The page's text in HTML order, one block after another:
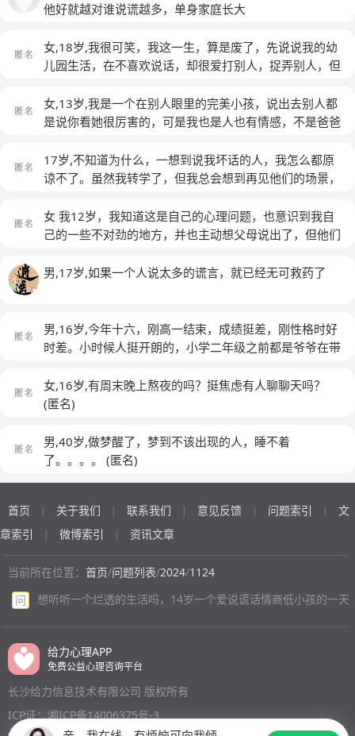
他好就越对谁说谎越多，单身家庭长大
女,18岁,我很可笑，我这一生，算是废了，先说说我的幼
儿园生活，在不喜欢说话，却很爱打别人，捉弄别人，但
他，把他赶出了幼儿园，幼儿园园长让他转学。我的小学
呢，前三年级的挺听话，挺乖巧文静，很单纯可爱，不会
巧的女生回到家里，却是不被关注的那个，爸爸妈妈威胁
我说如果不干这个的话，因为我不太喜欢打扫房间，就跟
一心只想得到老师和父母喜欢，也确实得到了老师的喜
欢。可是，父母的爱被分了，分了一大半给弟弟。在弟弟
他就哭，然后妈妈就会过来训斥我。我渐渐开始讨厌他。
说和小孩子的争吃的不懂事。那时候我也很小，才三年
级，到了四年级，意外的看了一本淘气包马小跳，也因为
老师没有以前那么爱夸我，我想办法引起老师的注意力。
我注意到，如果作业写错了一道题老师就会注意到你。所
以我写完作业之后，故意写错了一道。果然，老师又关注
我了，我还看了马小跳，发现马小跳，拥有爸爸妈妈的
妈的爱。于是我努力的学马小跳。从一个几乎没有缺点的
我，变成一个浑身缺点的人，被别人说，对别人说成绩大
下降，不好好学习。可是我那时都没有那后悔，因为我觉
得我变成马小跳那样，就能拥有他那一切。我开始从一个
内向腼腆的人变得装开郎装不在意装漫不经心装马虎。可
是有些习惯，装着装着就成真的了。但是开心却成不了
真。我成功的微小学以前喜欢我的老师，讨厌上谁会喜欢
一个伤口，不认真听一下，不写作业，又很爱调皮捣蛋的
人了。尤其是女孩子，上午确实有点小聪明，考上了一个
讨厌。我现在已经没力气装了，也没了自我。做不回三年
级时的那个天真的我。我不止一次怀疑我有心理疾病，时
不时的想自杀，离开这个世界。我真的很可笑，如果能回
到三年级的时候，我情愿不看马小跳这本书。书写的很
一切都还可以改变，只要我一直那样下去，人生可能很美
女,13岁,我是一个在别人眼里的完美小孩，说出去别人都
是说你看她很厉害的，可是我也是人也有情感，不是爸爸
我，一直持续了一年，在这一年里没有动手，可是语言攻
击比身体攻击更难受更累，一年里有割腕，有在楼顶想要
死了会带给人很大的麻烦，我不想为谁带来麻烦和不快，
所以我在大家面前都是一副搞笑的样子，就是不愿意带来
人与我对话，我如果没有来到过这个世界或许永远不会有
17岁,不知道为什么，一想到说我坏话的人，我怎么都原
谅不了。虽然我转学了，但我总会想到再见他们的场景，
女 我12岁，我知道这是自己的心理问题，也意识到我自
己的一些不对劲的地方，并也主动想父母说出了，但他们
学毕业了但不知道为什么在大概1个月前我就一直呆在家
面原因是因为他们工作上的事情每天下班回来他们两个都
在吵架，自己听得多了也就跟着心情不好了，他们每天回
家，哪怕不在一个屋子里面知道这个家里面除了我以为还
有别的活着的人我就感到很安心，我知道自己有有一点不
基本上回家都很晚小时候都是自己一个人在空大空大的房
子间里面睡觉，第2天早上一醒最多就和他们见一面，真
的是上两句话他们就又去公司上班，感觉自己的童年没有
是很多，常被同学们当空气一样，也可能因为我自己的原
因便不太说话也不太交朋友，我从来不叛逆也不和一些不
三不四的人玩，但是就是不喜欢和一些同龄人玩耍反正也
没有朋友，我觉得世界上没有一个人是懂我的但是我仍渴
望找到一个知己，哪怕知道这个世界上的没有一个是善良
的人，是小孩子他们都会有一些心机之类的所以我从来不
平的事情，一些让人讨厌的事并不是所谓还是那种小孩子
了们的讨厌的事而是一些社会上没有良心让人不会再表面
上说出来的一些潜规则之类的事情所以我的心早就冷了，
小时候父母都很难所以说把我扔到小饭桌但是在那里并没
有什么朋友他们一般都把我当成那种特别清高的人把我当
男,17岁,如果一个人说太多的谎言，就已经无可救药了
男,16岁,今年十六，刚高一结束，成绩挺差，刚性格时好
时差。小时候人挺开朗的，小学二年级之前都是爷爷在带
的玩的，我没有，没有零花钱，没有东西玩，唯一的朋友
还被我爸说成绩这么差怎么和这些人交朋友。小孩子嘛，
百计的想去玩，他每见到一次就打我一次，开始是在家里
打，后来在大街上打我骂我，路人都看过来，我感到很社
和我交朋友，性格也越来越内敛。他越是打我，我就越不
想去学，只想着怎么把自己玩痛快了，玩舒服了，因为世
成绩也越来越差。勉强考到一个一般的学校，但是因为名
期我也许是开了窍吧，成绩考的还好，我爸也不怎么打我
认可我，下学期我于是就直接摆烂了吧，成绩也是滑的相
当明显，呵，成绩下跌他又这么关心，好成绩他从来不关
心，他又骂了我一顿，但没有打。初二可能是骂醒了吧，
我第一次真真正正的认真听课，下课也不到处逛，就在课
桌上内卷，卷完了吧成绩挺好，他呢还是这样，一点鼓励
女,16岁,有周末晚上熬夜的吗？挺焦虑有人聊聊天吗？
(匿名)
男,40岁,做梦醒了，梦到不该出现的人，睡不着
了。。。。 (匿名)
首页 | 关于我们 | 联系我们 | 意见反馈 | 问题索引 |
文
章索引
| 微博索引 | 资讯文章
当前所在位置： 首页/问题列表/2024/1124
问
想听听一个烂透的生活吗，14岁一个爱说谎话情商低小孩的一天
给力心理APP
免费公益心理咨询平台
长沙给力信息技术有限公司 版权所有
ICP证：湘ICP备14006375号-3